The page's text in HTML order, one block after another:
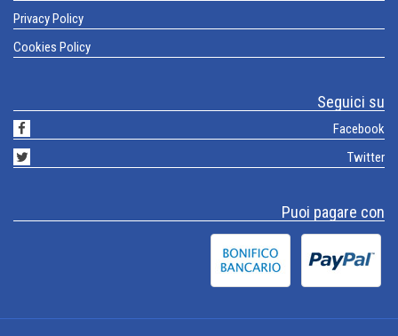
Privacy Policy
Cookies Policy
Seguici su
Facebook
Twitter
Puoi pagare con